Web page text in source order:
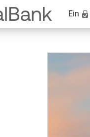
Ein